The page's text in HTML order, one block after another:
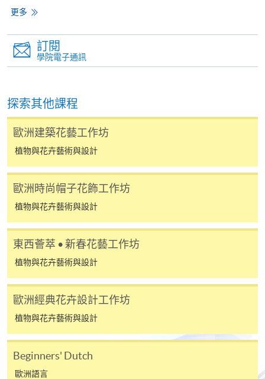
課程/科目報名注意事項:
選用網上報名服務必須在已接駁互聯網及支援
申請人不應閒置申請超過10分鐘。否則，申請人
必須重新開始整個申請程序。
報讀優惠，請親臨學院的報名中心報名。
在網上報名過程中，由於提交課程申請和付款在系
統處理上為兩個不同的程序，成功付款並不保證成
功被獲取錄。任何不成功的申請，課程組職員將儘
申請人應注意，不論親身或網上報讀，相同的課
程/科目只可提交一次申請。
確認。另外，確認電子郵件亦會發送到 閣下的電
子郵件帳戶。請保留確定回條作日後查詢用途。
除特殊情況(例如課程因報名人數不足而被取消)及
法例規定外，一切已繳費用，概不退還。
如須甄選入學，則正式收據並不可作為 閣下已獲
取錄的證明。學院將在截止報名日期後儘快通知申
更多
訂閱
學院電子通訊
探索其他課程
歐洲建築花藝工作坊
植物與花卉藝術與設計
歐洲時尚帽子花飾工作坊
植物與花卉藝術與設計
東西薈萃 • 新春花藝工作坊
植物與花卉藝術與設計
歐洲經典花卉設計工作坊
植物與花卉藝術與設計
Beginners' Dutch
歐洲語言